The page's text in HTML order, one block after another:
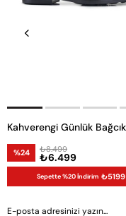
%24 ₺6.499
₺8.499
Sepette %20 İndirim ₺5199